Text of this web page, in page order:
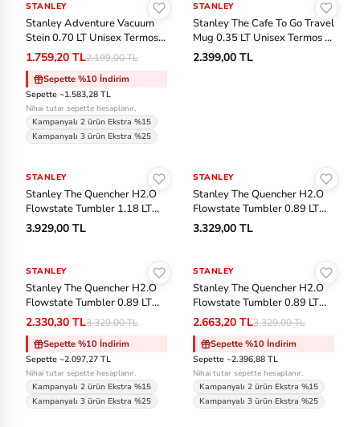
ns
p
or
La
co
e
M
re
ll
N
w
B
al
-%20
STANLEY
Stanley Adventure Vacuum
Stein 0.70 LT Unisex Termos -
Siyah
1.759,20 TL2.199,00 TL
Sepette %10 İndirim
Sepette ~1.583,28 TL
Nihai tutar sepette hesaplanır.
Kampanyalı 2 ürün Ekstra %15
Kampanyalı 3 ürün Ekstra %25
STANLEY
Stanley The Cafe To Go Travel
Mug 0.35 LT Unisex Termos -
Gri
2.399,00 TL
STANLEY
Stanley The Quencher H2.O
Flowstate Tumbler 1.18 LT
Unisex Termos - Mavi
3.929,00 TL
STANLEY
Stanley The Quencher H2.O
Flowstate Tumbler 0.89 LT
Unisex Termos - Sarı
3.329,00 TL
-%30
STANLEY
Stanley The Quencher H2.O
Flowstate Tumbler 0.89 LT
Unisex Termos - Haki
2.330,30 TL3.329,00 TL
Sepette %10 İndirim
Sepette ~2.097,27 TL
Nihai tutar sepette hesaplanır.
Kampanyalı 2 ürün Ekstra %15
Kampanyalı 3 ürün Ekstra %25
-%20
STANLEY
Stanley The Quencher H2.O
Flowstate Tumbler 0.89 LT
Unisex Termos - Lacivert
2.663,20 TL3.329,00 TL
Sepette %10 İndirim
Sepette ~2.396,88 TL
Nihai tutar sepette hesaplanır.
Kampanyalı 2 ürün Ekstra %15
Kampanyalı 3 ürün Ekstra %25